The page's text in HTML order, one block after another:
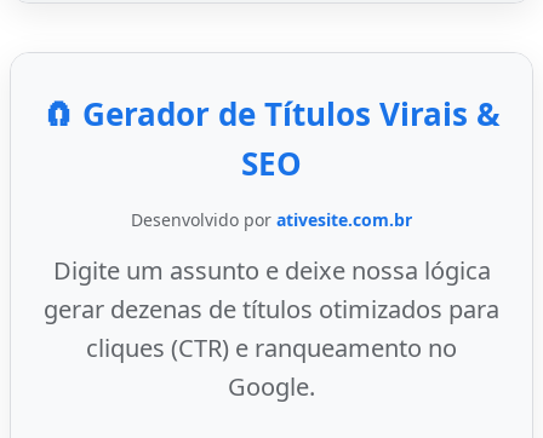
🧲 Gerador de Títulos Virais &
SEO
Desenvolvido por ativesite.com.br
Digite um assunto e deixe nossa lógica
gerar dezenas de títulos otimizados para
cliques (CTR) e ranqueamento no
Google.